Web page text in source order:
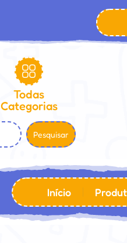
Todas
Categorias
Pesquisar
Início